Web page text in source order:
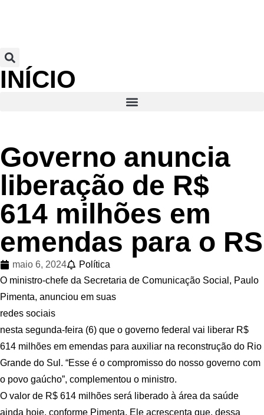
INÍCIO
Governo anuncia
liberação de R$
614 milhões em
emendas para o RS
maio 6, 2024
Política
O ministro-chefe da Secretaria de Comunicação Social, Paulo
Pimenta, anunciou em suas
redes sociais
nesta segunda-feira (6) que o governo federal vai liberar R$
614 milhões em emendas para auxiliar na reconstrução do Rio
Grande do Sul. “Esse é o compromisso do nosso governo com
o povo gaúcho”, complementou o ministro.
O valor de R$ 614 milhões será liberado à área da saúde
ainda hoje, conforme Pimenta. Ele acrescenta que, dessa